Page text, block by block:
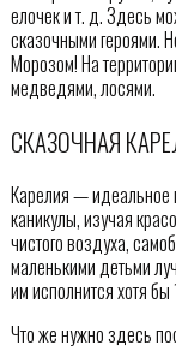
елочек и т. д. Здесь
сказочными героями.
Морозом! На
медведями, лосями.
СКАЗОЧНАЯ
Карелия — идеальное
каникулы, изучая
чистого воздуха,
маленькими детьми
им исполнится хотя бы
Что же нужно здесь